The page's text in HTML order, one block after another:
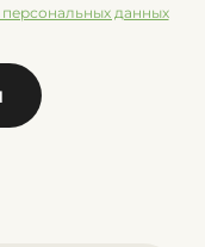
данных